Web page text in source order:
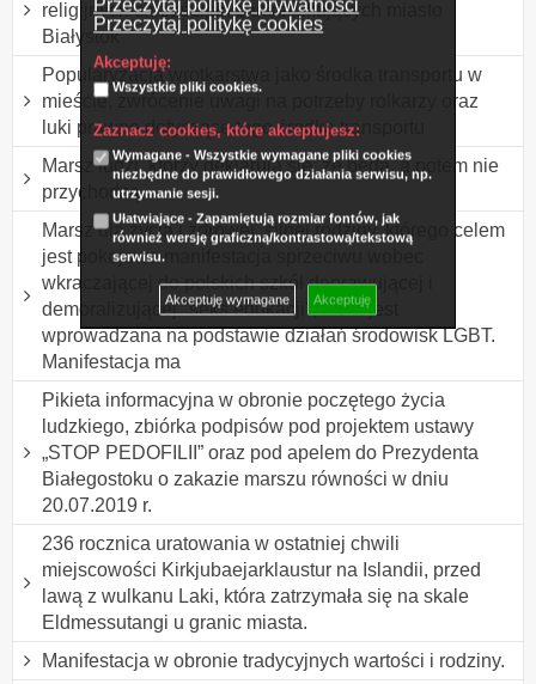
Przeczytaj politykę prywatności
Przeczytaj politykę cookies
Akceptuję:
Wszystkie pliki cookies.
Zaznacz cookies, które akceptujesz:
Wymagane - Wszystkie wymagane pliki cookies
niezbędne do prawidłowego działania serwisu, np.
utrzymanie sesji.
Ułatwiające - Zapamiętują rozmiar fontów, jak
również wersję graficzną/kontrastową/tekstową
serwisu.
Akceptuję wymagane Akceptuję
religijnych chrześcijan zamieszkujących miasto
Białystok
Popularyzacja wrotkarstwa jako środka transportu w
mieście, zwrócenie uwagi na potrzeby rolkarzy oraz
luki prawne dotyczące tego środka transportu
Marsz ludzi, którzy deklarują się, że będą, a potem nie
przychodzą.
Marsz dla życia i zdrowej, silnej rodziny, którego celem
jest pokojowa manifestacja sprzeciwu wobec
wkraczającej do polskich szkół deprawującej i
demoralizującej "seks edukacji", która jest
wprowadzana na podstawie działań środowisk LGBT.
Manifestacja ma
Pikieta informacyjna w obronie poczętego życia
ludzkiego, zbiórka podpisów pod projektem ustawy
„STOP PEDOFILII” oraz pod apelem do Prezydenta
Białegostoku o zakazie marszu równości w dniu
20.07.2019 r.
236 rocznica uratowania w ostatniej chwili
miejscowości Kirkjubaejarklaustur na Islandii, przed
lawą z wulkanu Laki, która zatrzymała się na skale
Eldmessutangi u granic miasta.
Manifestacja w obronie tradycyjnych wartości i rodziny.